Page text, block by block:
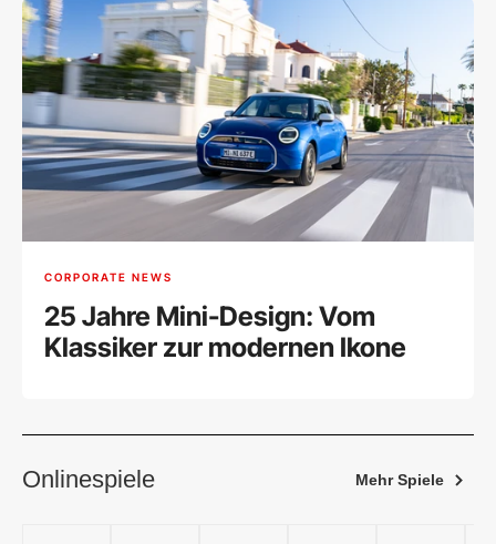
CORPORATE NEWS
25 Jahre Mini-Design: Vom
Klassiker zur modernen Ikone
Onlinespiele Mehr Spiele